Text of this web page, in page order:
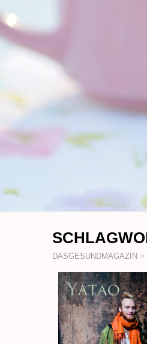
DASGESUNDMAGAZIN >